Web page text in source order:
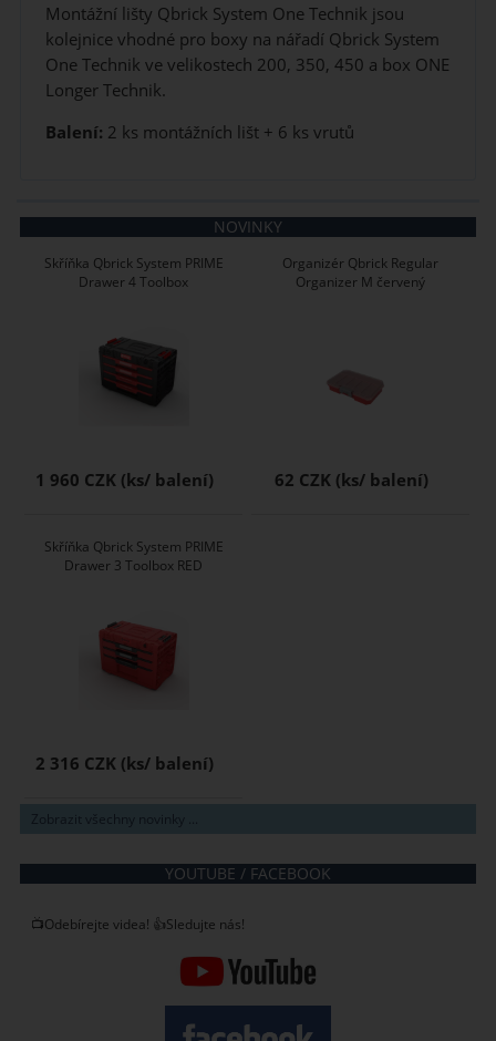
Montážní lišty Qbrick System One Technik jsou
kolejnice vhodné pro boxy na nářadí Qbrick System
One Technik ve velikostech 200, 350, 450 a box ONE
Longer Technik.
Balení: 2 ks montážních lišt + 6 ks vrutů
NOVINKY
Skříňka Qbrick System PRIME
Drawer 4 Toolbox
1 960 CZK
Organizér Qbrick Regular
Organizer M červený
62 CZK
Skříňka Qbrick System PRIME
Drawer 3 Toolbox RED
2 316 CZK
Zobrazit všechny novinky ...
YOUTUBE / FACEBOOK
📺Odebírejte videa! 👍Sledujte nás!